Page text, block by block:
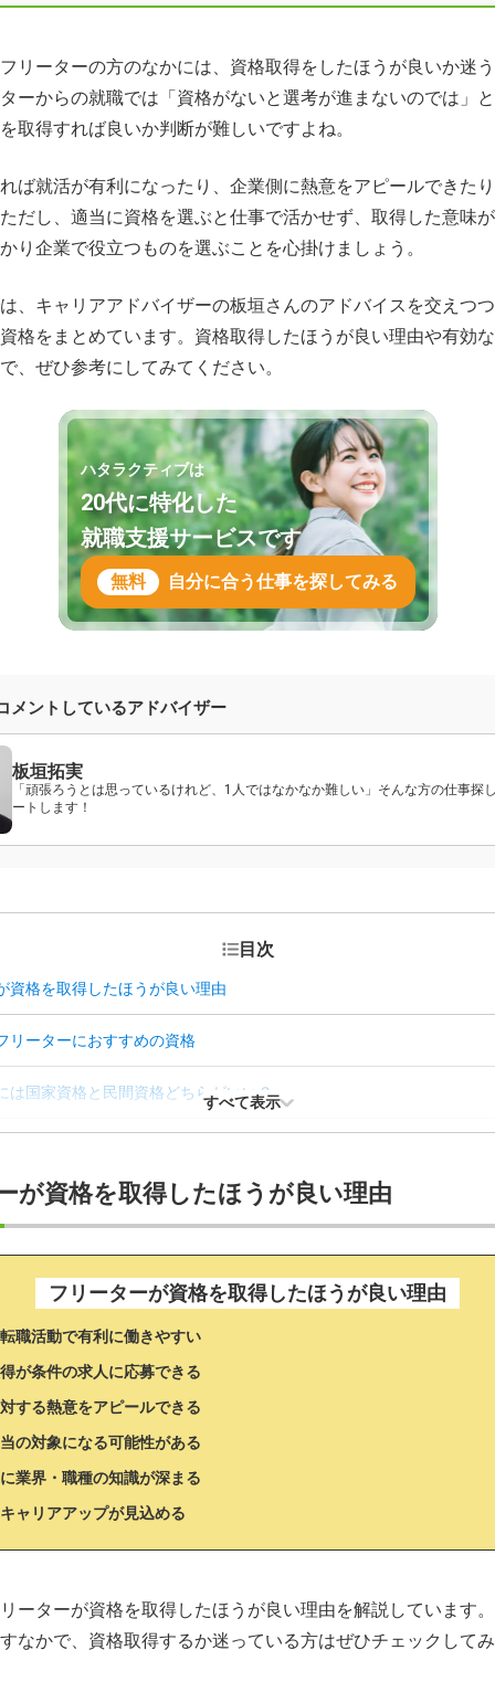
リーターの方のなかには、資格取得をしたほうが良いか迷
ーからの就職では「資格がないと選考が進まないのでは」
取得すれば良いか判断が難しいですよね。
ば就活が有利になったり、企業側に熱意をアピールできた
だし、適当に資格を選ぶと仕事で活かせず、取得した意味
り企業で役立つものを選ぶことを心掛けましょう。
、キャリアアドバイザーの板垣さんのアドバイスを交えつ
格をまとめています。資格取得したほうが良い理由や有効
、ぜひ参考にしてみてください。
ハタラクティブは
20代に特化した
就職支援サービスです
無料 自分に合う仕事を探してみる
メントしているアドバイザー
板垣拓実
「頑張ろうとは思っているけれど、1人ではなかなか難しい」そんな方の仕事探
ートします！
目次
資格を取得したほうが良い理由
リーターにおすすめの資格
は国家資格と民間資格どちらがいい？
資格取得し就職を成功させる3つのポイント
すべて表示
が資格を取得したほうが良い理由
フリーターが資格を取得したほうが良い理由
職活動で有利に働きやすい
が条件の求人に応募できる
する熱意をアピールできる
の対象になる可能性がある
業界・職種の知識が深まる
ャリアアップが見込める
ーターが資格を取得したほうが良い理由を解説しています
なかで、資格取得するか迷っている方はぜひチェックして